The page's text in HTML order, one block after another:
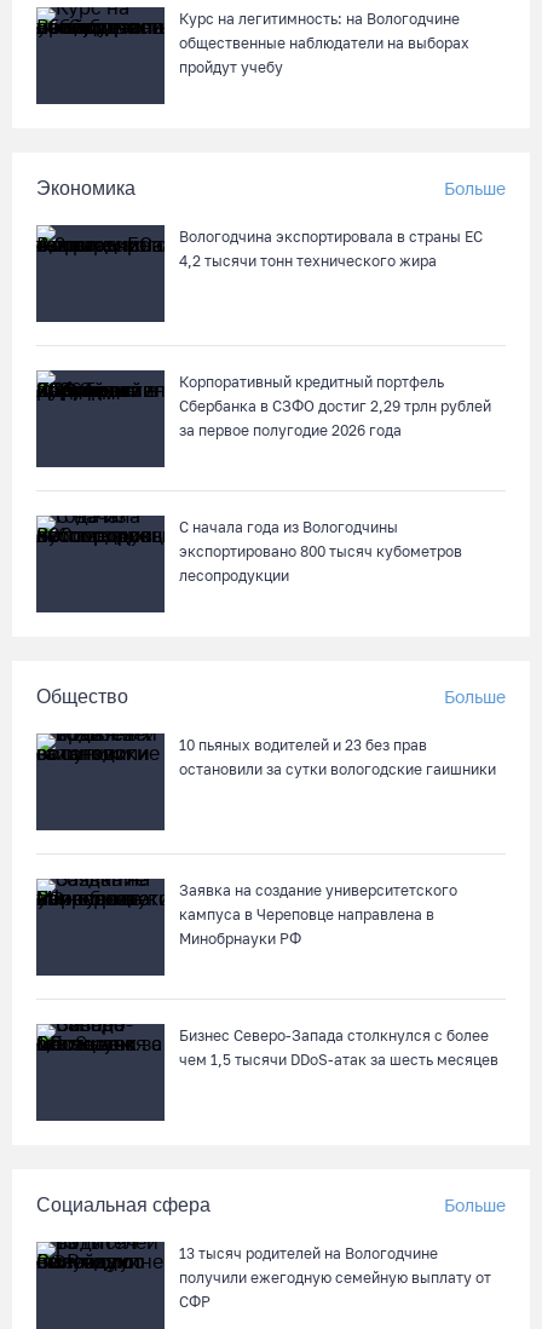
Курс на легитимность: на Вологодчине
общественные наблюдатели на выборах
пройдут учебу
Экономика Больше
Вологодчина экспортировала в страны ЕС
4,2 тысячи тонн технического жира
Корпоративный кредитный портфель
Сбербанка в СЗФО достиг 2,29 трлн рублей
за первое полугодие 2026 года
С начала года из Вологодчины
экспортировано 800 тысяч кубометров
лесопродукции
Общество Больше
10 пьяных водителей и 23 без прав
остановили за сутки вологодские гаишники
Заявка на создание университетского
кампуса в Череповце направлена в
Минобрнауки РФ
Бизнес Северо-Запада столкнулся с более
чем 1,5 тысячи DDoS-атак за шесть месяцев
Социальная сфера Больше
13 тысяч родителей на Вологодчине
получили ежегодную семейную выплату от
СФР